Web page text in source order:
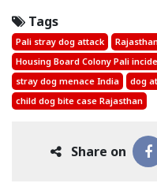
Tags
Pali stray dog attack
Housing Board Colony Pali
stray dog menace India
dog
child dog bite case Rajasthan
Share on